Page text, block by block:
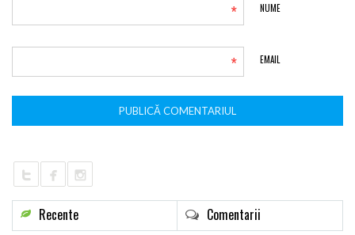
NUME
*
EMAIL
*
Recente Comentarii